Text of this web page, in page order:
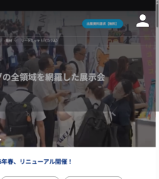
春-（マーケティ